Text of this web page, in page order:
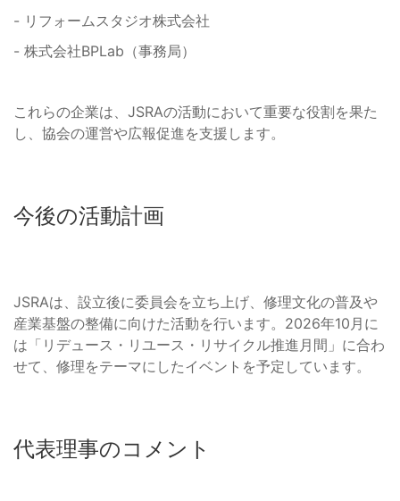
- リフォームスタジオ株式会社
- 株式会社BPLab（事務局）
これらの企業は、JSRAの活動において重要な役割を果た
し、協会の運営や広報促進を支援します。
今後の活動計画
JSRAは、設立後に委員会を立ち上げ、修理文化の普及や
産業基盤の整備に向けた活動を行います。2026年10月に
は「リデュース・リユース・リサイクル推進月間」に合わ
せて、修理をテーマにしたイベントを予定しています。
代表理事のコメント